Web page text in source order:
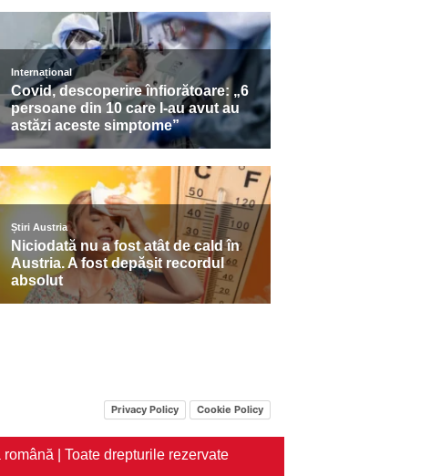
Privacy Policy Cookie Policy
| Toate drepturile rezervate